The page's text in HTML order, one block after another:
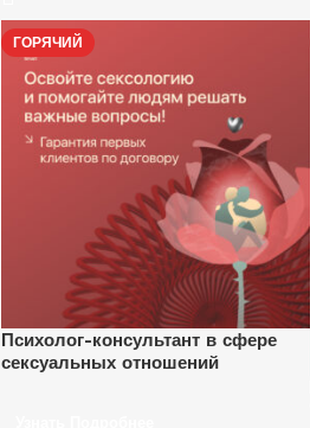
ГОРЯЧИЙ
Психолог-консультант в сфере
сексуальных отношений